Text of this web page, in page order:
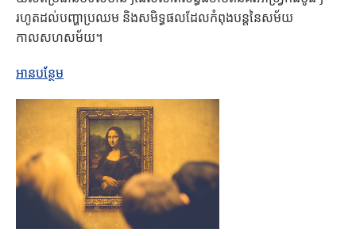
រហូតដល់បញ្ហាប្រឈម និងសមិទ្ធផលដែលកំពុងបន្តនៃសម័យ
កាលសហសម័យ។
អានបន្ថែម